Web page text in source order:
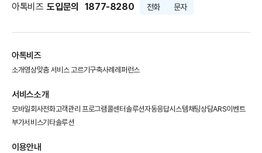
아톡비즈 도입문의 1877-8280 전화 문자
아톡비즈
소개영상맞춤 서비스 고르기구축사례레퍼런스
서비스소개
모바일회사전화고객관리 프로그램콜센터솔루션자동응답시스템채팅상담ARS이벤트
부가서비스기타솔루션
이용안내